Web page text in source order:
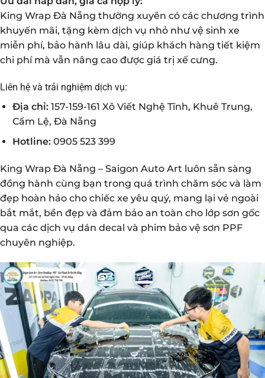
King Wrap Đà Nẵng thường xuyên có các chương trình
khuyến mãi, tặng kèm dịch vụ nhỏ như vệ sinh xe
miễn phí, bảo hành lâu dài, giúp khách hàng tiết kiệm
chi phí mà vẫn nâng cao được giá trị xế cưng.
Liên hệ và trải nghiệm dịch vụ:
Địa chỉ:157-159-161 Xô Viết Nghệ Tĩnh, Khuê Trung,
Cẩm Lệ, Đà Nẵng
Hotline:0905 523 399
King Wrap Đà Nẵng – Saigon Auto Art luôn sẵn sàng
đồng hành cùng bạn trong quá trình chăm sóc và làm
đẹp hoàn hảo cho chiếc xe yêu quý, mang lại vẻ ngoài
bắt mắt, bền đẹp và đảm bảo an toàn cho lớp sơn gốc
qua các dịch vụ dán decal và phim bảo vệ sơn PPF
chuyên nghiệp.